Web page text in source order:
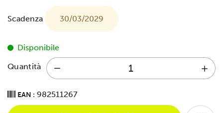
Scadenza 30/03/2029
Disponibile
Quantità
EAN : 982511267